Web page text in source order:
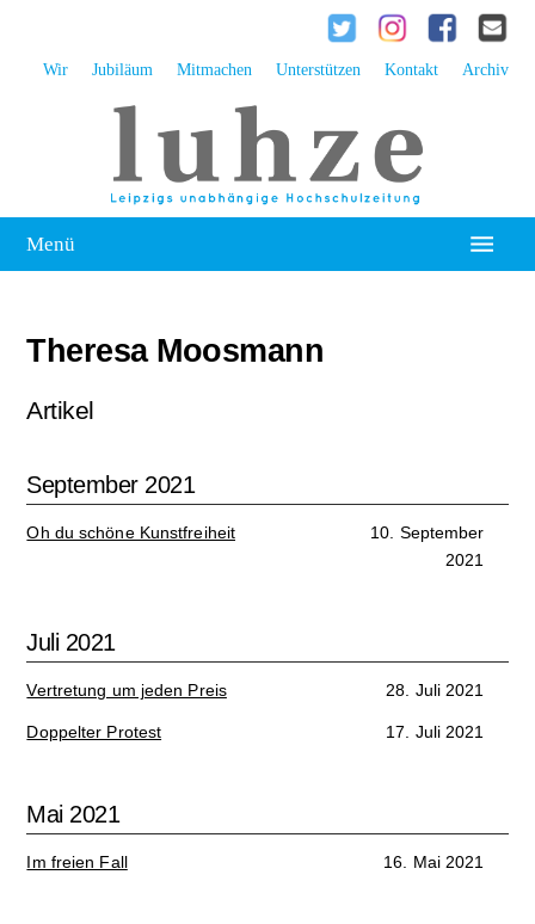
Wir Jubiläum Mitmachen Unterstützen Kontakt Archiv
Menü
Leipzig
Kolumne
Interview
Klima
Wissenschaft
Theresa Moosmann
Artikel
September 2021
Oh du schöne Kunstfreiheit
10. September
2021
Juli 2021
Vertretung um jeden Preis 28. Juli 2021
Doppelter Protest 17. Juli 2021
Mai 2021
Im freien Fall 16. Mai 2021